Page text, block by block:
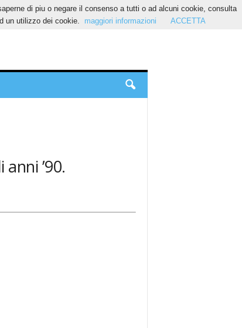
’90.
di piu o negare il consenso a tutti o ad alcuni cookie, consulta
un utilizzo dei cookie.
maggiori informazioni ACCETTA